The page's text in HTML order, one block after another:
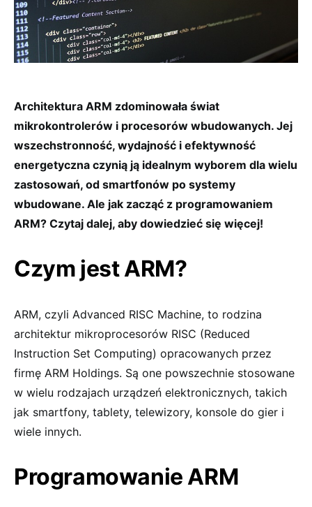
Architektura ARM zdominowała świat
mikrokontrolerów i procesorów wbudowanych. Jej
wszechstronność, wydajność i efektywność
energetyczna czynią ją idealnym wyborem dla wielu
zastosowań, od smartfonów po systemy
wbudowane. Ale jak zacząć z programowaniem
ARM? Czytaj dalej, aby dowiedzieć się więcej!
Czym jest ARM?
ARM, czyli Advanced RISC Machine, to rodzina
architektur mikroprocesorów RISC (Reduced
Instruction Set Computing) opracowanych przez
firmę ARM Holdings. Są one powszechnie stosowane
w wielu rodzajach urządzeń elektronicznych, takich
jak smartfony, tablety, telewizory, konsole do gier i
wiele innych.
Programowanie ARM